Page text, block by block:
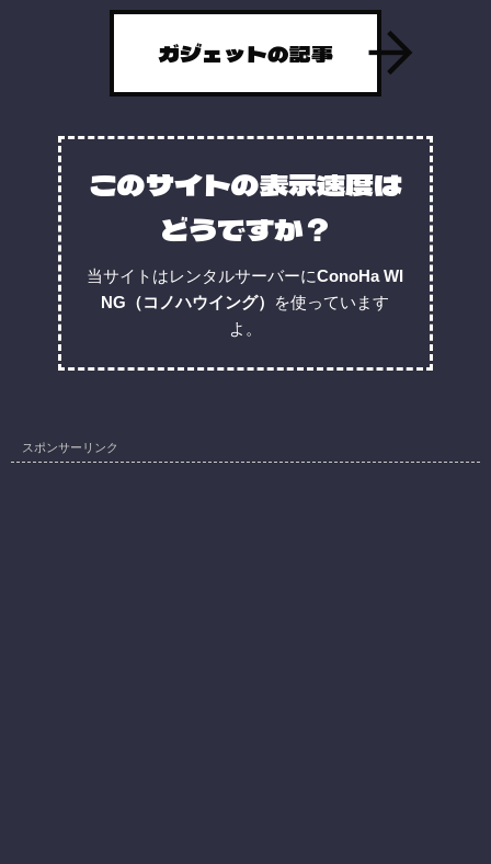
ガジェットの記事
このサイトの表示速度は
どうですか？
当サイトはレンタルサーバーにConoHa WI
NG（コノハウイング） を使っています
よ。